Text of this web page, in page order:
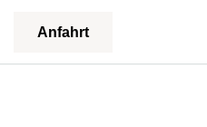
Anfahrt